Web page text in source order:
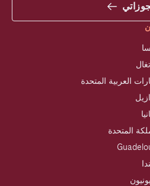
العربية المتحدة
المتحدة